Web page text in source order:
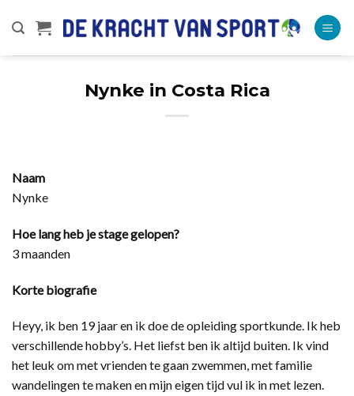
naar
Nynke in Costa Rica
Naam
Nynke
Hoe lang heb je stage gelopen?
3 maanden
Korte biografie
Heyy, ik ben 19 jaar en ik doe de opleiding sportkunde. Ik heb
verschillende hobby’s. Het liefst ben ik altijd buiten. Ik vind
het leuk om met vrienden te gaan zwemmen, met familie
wandelingen te maken en mijn eigen tijd vul ik in met lezen.